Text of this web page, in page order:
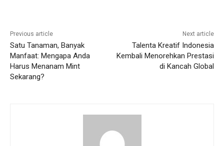
Previous article
Satu Tanaman, Banyak
Manfaat: Mengapa Anda
Harus Menanam Mint
Sekarang?
Next article
Talenta Kreatif Indonesia
Kembali Menorehkan Prestasi
di Kancah Global